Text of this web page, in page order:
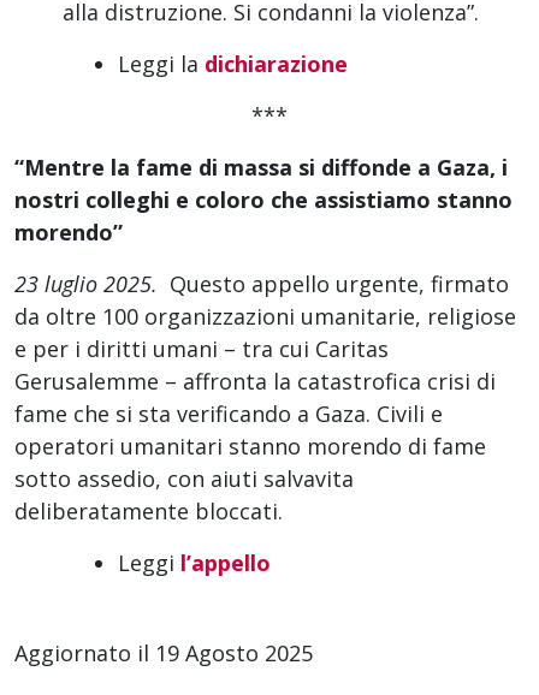
alla distruzione. Si condanni la violenza”.
Leggi la dichiarazione
***
“Mentre la fame di massa si diffonde a Gaza, i
nostri colleghi e coloro che assistiamo stanno
morendo”
23 luglio 2025. Questo appello urgente, firmato
da oltre 100 organizzazioni umanitarie, religiose
e per i diritti umani – tra cui Caritas
Gerusalemme – affronta la catastrofica crisi di
fame che si sta verificando a Gaza. Civili e
operatori umanitari stanno morendo di fame
sotto assedio, con aiuti salvavita
deliberatamente bloccati.
Leggi l’appello
Aggiornato il 19 Agosto 2025